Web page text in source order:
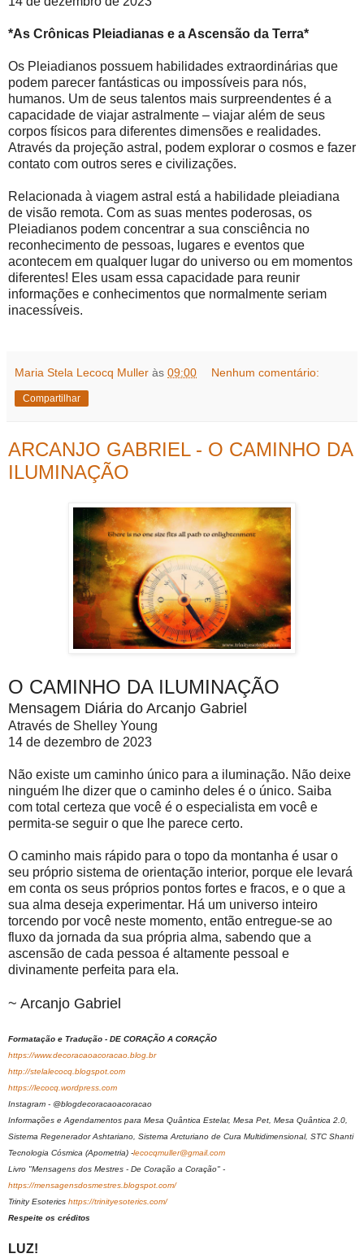
*As Crônicas Pleiadianas e a Ascensão da Terra*
Os Pleiadianos possuem habilidades extraordinárias que
podem parecer fantásticas ou impossíveis para nós,
humanos. Um de seus talentos mais surpreendentes é a
capacidade de viajar astralmente – viajar além de seus
corpos físicos para diferentes dimensões e realidades.
Através da projeção astral, podem explorar o cosmos e fazer
contato com outros seres e civilizações.
Relacionada à viagem astral está a habilidade pleiadiana
de visão remota. Com as suas mentes poderosas, os
Pleiadianos podem concentrar a sua consciência no
reconhecimento de pessoas, lugares e eventos que
acontecem em qualquer lugar do universo ou em momentos
diferentes! Eles usam essa capacidade para reunir
informações e conhecimentos que normalmente seriam
inacessíveis.
Maria Stela Lecocq Muller às 09:00 Nenhum comentário:
Compartilhar
ARCANJO GABRIEL - O CAMINHO DA
ILUMINAÇÃO
O CAMINHO DA ILUMINAÇÃO
Mensagem Diária do Arcanjo Gabriel
Através de Shelley Young
14 de dezembro de 2023
Não existe um caminho único para a iluminação. Não deixe
ninguém lhe dizer que o caminho deles é o único. Saiba
com total certeza que você é o especialista em você e
permita-se seguir o que lhe parece certo.
O caminho mais rápido para o topo da montanha é usar o
seu próprio sistema de orientação interior, porque ele levará
em conta os seus próprios pontos fortes e fracos, e o que a
sua alma deseja experimentar. Há um universo inteiro
torcendo por você neste momento, então entregue-se ao
fluxo da jornada da sua própria alma, sabendo que a
ascensão de cada pessoa é altamente pessoal e
divinamente perfeita para ela.
~ Arcanjo Gabriel
Formatação e Tradução - DE CORAÇÃO A CORAÇÃO
https://www.decoracaoacoracao.blog.br
http://stelalecocq.blogspot.com
https://lecocq.wordpress.com
Instagram - @blogdecoracaoacoracao
Informações e Agendamentos para Mesa Quântica Estelar, Mesa Pet, Mesa Quântica 2.0,
Sistema Regenerador Ashtariano, Sistema Arcturiano de Cura Multidimensional, STC Shanti
Tecnologia Cósmica (Apometria) -lecocqmuller@gmail.com
Livro "Mensagens dos Mestres - De Coração a Coração" -
https://mensagensdosmestres.blogspot.com/
Trinity Esoterics https://trinityesoterics.com/
Respeite os créditos
LUZ!